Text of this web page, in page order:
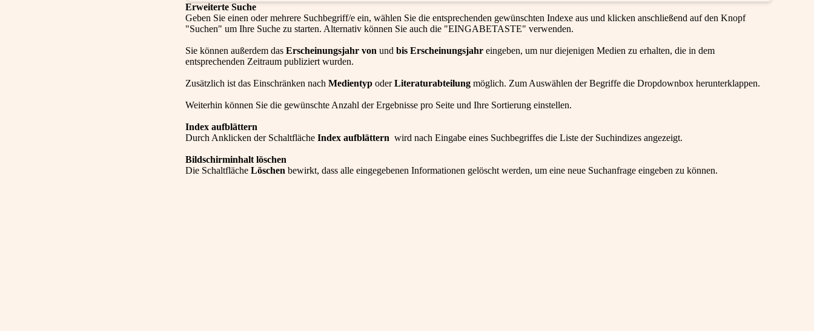
Erweiterte Suche
Geben Sie einen oder mehrere Suchbegriff/e ein, wählen Sie die entsprechenden gewünschten Indexe aus und klicken anschließend auf den Knopf
"Suchen" um Ihre Suche zu starten. Alternativ können Sie auch die "EINGABETASTE" verwenden.
Sie können außerdem das Erscheinungsjahr von und bis Erscheinungsjahr eingeben, um nur diejenigen Medien zu erhalten, die in dem
entsprechenden Zeitraum publiziert wurden.
Zusätzlich ist das Einschränken nach MedientypoderLiteraturabteilungmöglich. Zum Auswählen der Begriffe die Dropdownbox herunterklappen.
Weiterhin können Sie die gewünschte Anzahl der Ergebnisse pro Seite und Ihre Sortierung einstellen.
Index aufblättern
Durch Anklicken der Schaltfläche Index aufblättern wird nach Eingabe eines Suchbegriffes die Liste der Suchindizes angezeigt.
Bildschirminhalt löschen
Die Schaltfläche Löschen bewirkt, dass alle eingegebenen Informationen gelöscht werden, um eine neue Suchanfrage eingeben zu können.